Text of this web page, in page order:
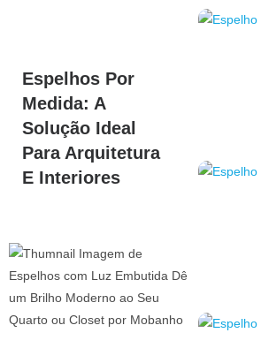
Espelhos Por
Medida: A
Solução Ideal
Para Arquitetura
E Interiores